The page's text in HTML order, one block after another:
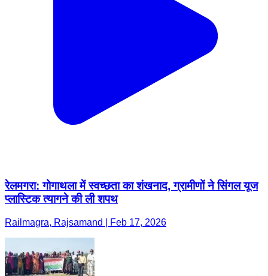
रेलमगरा: गोगाथला में स्वच्छता का शंखनाद, ग्रामीणों ने सिंगल यूज
प्लास्टिक त्यागने की ली शपथ
Railmagra, Rajsamand | Feb 17, 2026